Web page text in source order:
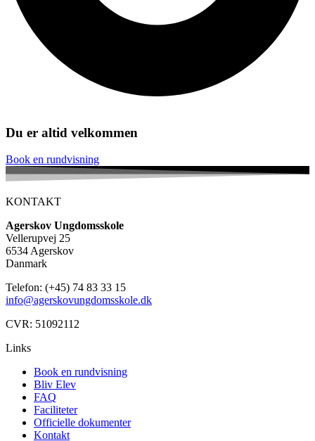
Du er altid velkommen
Book en rundvisning
KONTAKT
Agerskov Ungdomsskole
Vellerupvej 25
6534 Agerskov
Danmark
Telefon: (+45) 74 83 33 15
info@agerskovungdomsskole.dk
CVR: 51092112
Links
Book en rundvisning
Bliv Elev
FAQ
Faciliteter
Officielle dokumenter
Kontakt